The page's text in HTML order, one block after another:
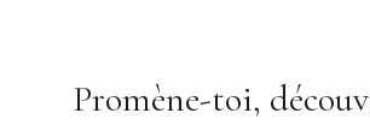
Promène-toi,